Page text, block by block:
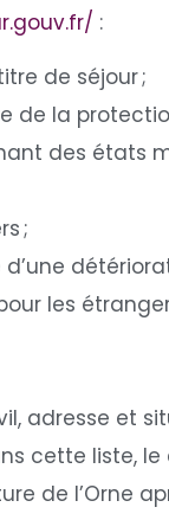
:
de séjour ;
de la
des états
;
les
adresse et
cette liste,
de l’Orne